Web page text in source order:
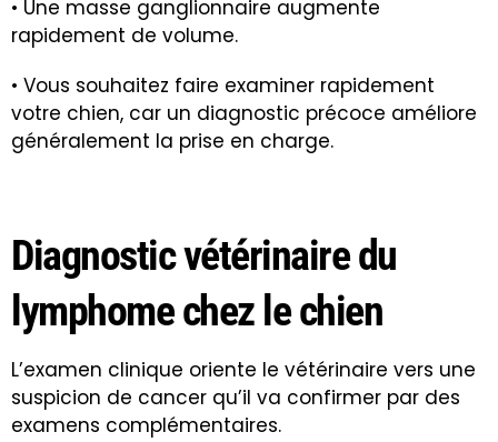
• Une masse ganglionnaire augmente
rapidement de volume.
• Vous souhaitez faire examiner rapidement
votre chien, car un diagnostic précoce améliore
généralement la prise en charge.
Diagnostic vétérinaire du
lymphome chez le chien
L’examen clinique oriente le vétérinaire vers une
suspicion de cancer qu’il va confirmer par des
examens complémentaires.